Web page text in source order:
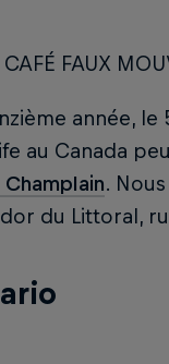
CAFÉ FAUX
année,
au Canada
.
du Littoral,